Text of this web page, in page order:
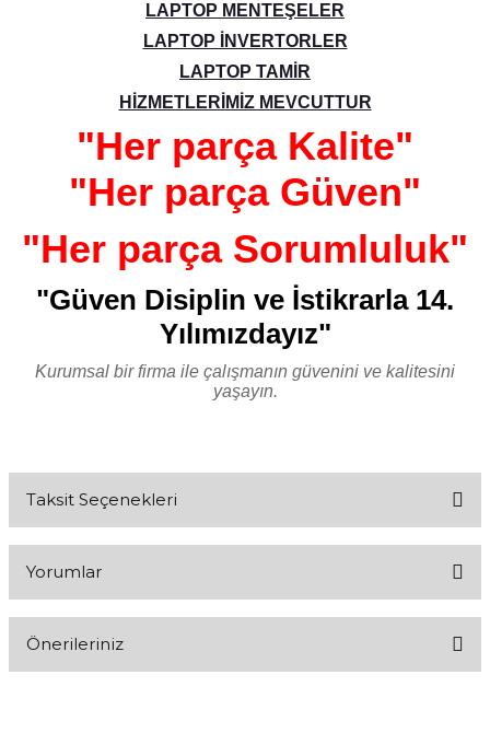
LAPTOP MENTEŞELER
LAPTOP İNVERTORLER
LAPTOP TAMİR
HİZMETLERİMİZ MEVCUTTUR
"Her parça Kalite"
"Her parça Güven"
"Her parça Sorumluluk"
"Güven Disiplin ve İstikrarla 14.
Yılımızdayız"
Kurumsal bir firma ile çalışmanın güvenini ve kalitesini
yaşayın.
Taksit Seçenekleri
Yorumlar
Önerileriniz